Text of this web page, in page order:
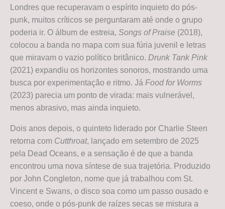
Londres que recuperavam o espírito inquieto do pós-
punk, muitos críticos se perguntaram até onde o grupo
poderia ir. O álbum de estreia, Songs of Praise (2018),
colocou a banda no mapa com sua fúria juvenil e letras
que miravam o vazio político britânico. Drunk Tank Pink
(2021) expandiu os horizontes sonoros, mostrando uma
busca por experimentação e ritmo. Já Food for Worms
(2023) parecia um ponto de virada: mais vulnerável,
menos abrasivo, mas ainda inquieto.
Dois anos depois, o quinteto liderado por Charlie Steen
retorna com Cutthroat, lançado em setembro de 2025
pela Dead Oceans, e a sensação é de que a banda
encontrou uma nova síntese de sua trajetória. Produzido
por John Congleton, nome que já trabalhou com St.
Vincent e Swans, o disco soa como um passo ousado e
coeso, onde o pós-punk de raízes secas se mistura a